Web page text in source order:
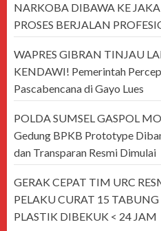
NARKOBA DIBAWA KE
PROSES BERJALAN
WAPRES GIBRAN TINJAU
KENDAWI! Pemerintah
Pascabencana di Gayo Lues
POLDA SUMSEL GASPOL
Gedung BPKB Prototype
dan Transparan Resmi Dimulai
GERAK CEPAT TIM URC
PELAKU CURAT 15 TABUNG
PLASTIK DIBEKUK < 24 JAM